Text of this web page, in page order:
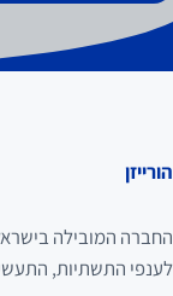
הורייזן
החברה המובילה
לענפי התשתיות,